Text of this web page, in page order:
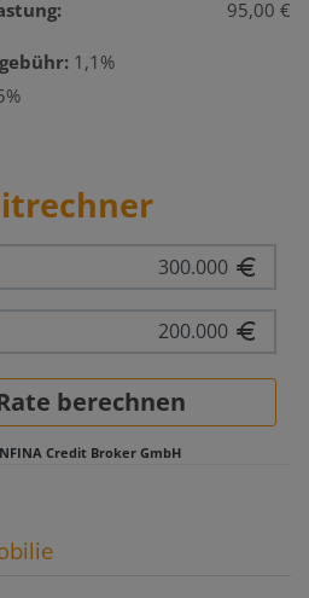
95,00 €
1,1%